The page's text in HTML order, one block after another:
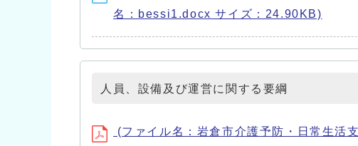
名：bessi1.docx サイズ：24.90KB)
人員、設備及び運営に関する要綱
(ファイル名：岩倉市介護予防・日常生活